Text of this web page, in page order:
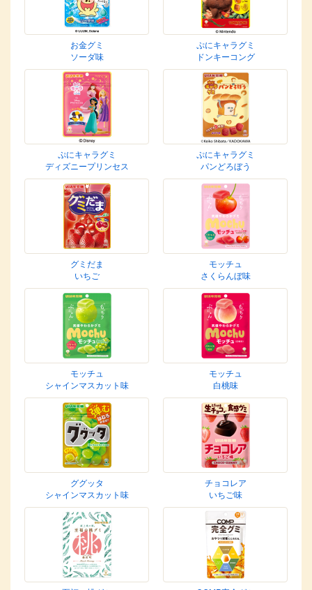
お金グミ
ソーダ味
ぷにキャラグミ
ドンキーコング
ぷにキャラグミ
ディズニープリンセス
ぷにキャラグミ
パンどろぼう
グミだま
いちご
モッチュ
さくらんぼ味
モッチュ
シャインマスカット味
モッチュ
白桃味
ググッタ
シャインマスカット味
チョコレア
いちご味